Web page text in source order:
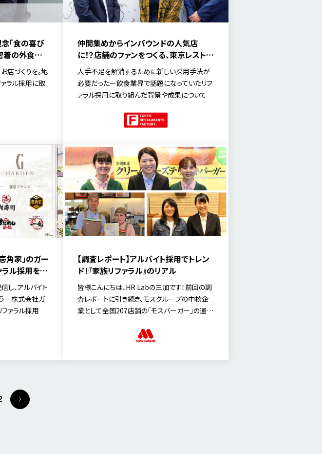
「食の喜び
着の外食企
り組む理
店づくりを。地
ラル採用に取
仲間集めからインバウンドの人気店
に！？店舗のファンをつくる、東京レストラ
ンツファクトリーのリファラル採用
人手不足を解消するために新しい採用手法が
必要だったー飲食業界で話題になっていたリフ
ァラル採用に取り組んだ背景や成果について
角家」のガー
ラル採用を軸
し、アルバイト
ー株式会社ガ
ァラル採用
【調査レポート】アルバイト採用でトレン
ド！『家族リファラル』のリアル
皆様こんにちは、HR Labの三加です！前回の調
査レポートに引き続き、モスグループの中核企
業として全国207店舗の「モスバーガー」の運営
にご協力いただき、家族でのリファラル採用が
N
e